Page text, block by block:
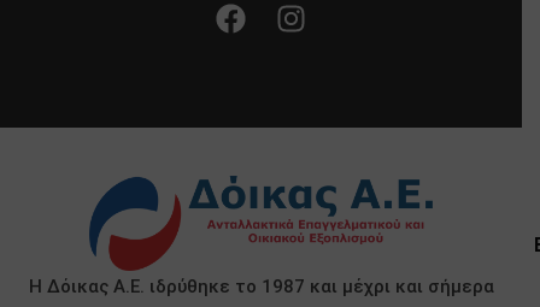
Η Δόικας Α.Ε. ιδρύθηκε το 1987 και μέχρι και σήμερα